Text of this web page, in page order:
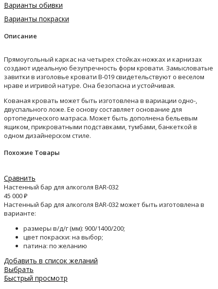
Варианты обивки
Варианты покраски
Описание
Прямоугольный каркас на четырех стойках-ножках и карнизах
создают идеальную безупречность форм кровати. Замысловатые
завитки в изголовье кровати B-019 свидетельствуют о веселом
нраве и игривой натуре. Она безопасна и устойчивая.
Кованая кровать может быть изготовлена в вариации одно-,
двуспального ложе. Ее основу составляет основание для
ортопедического матраса. Может быть дополнена бельевым
ящиком, прикроватными подставками, тумбами, банкеткой в
одном дизайнерском стиле.
Похожие Товары
Сравнить
Настенный бар для алкоголя BAR-032
45 000₽
Настенный бар для алкоголя BAR-032 может быть изготовлена в
варианте:
размеры в/д/г (мм): 900/1400/200;
цвет покраски: на выбор;
патина: по желанию
Добавить в список желаний
Выбрать
Быстрый просмотр